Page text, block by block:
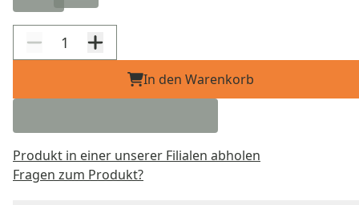
In den Warenkorb
Produkt in einer unserer Filialen abholen
Fragen zum Produkt?